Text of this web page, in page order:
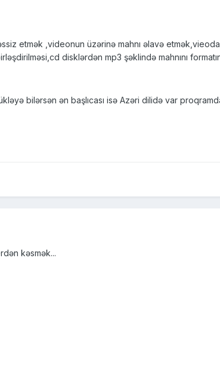
etmək ,videonun üzərinə mahnı əlavə
disklərdən mp3 şəklində mahnını
bilərsən ən başlıcası isə Azəri dilidə var
kəsmək...